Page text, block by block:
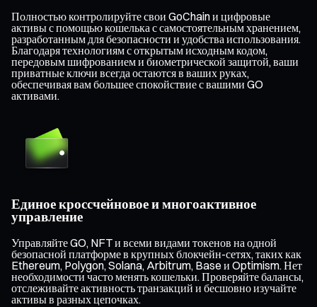
Полностью контролируйте свои GoChain и цифровые
активы с помощью кошелька с самостоятельным хранением,
разработанным для безопасности и удобства использования.
Благодаря технологиям с открытым исходным кодом,
передовым шифрованием и биометрической защитой, ваши
приватные ключи всегда остаются в ваших руках,
обеспечивая вам большее спокойствие с вашими GO
активами.
Единое кроссчейновое и многоактивное
управление
Управляйте GO, NFT и всеми видами токенов на одной
безопасной платформе в крупных блокчейн-сетях, таких как
Ethereum, Polygon, Solana, Arbitrum, Base и Optimism. Нет
необходимости часто менять кошельки. Проверяйте балансы,
отслеживайте активность транзакций и бесшовно изучайте
активы в разных цепочках.